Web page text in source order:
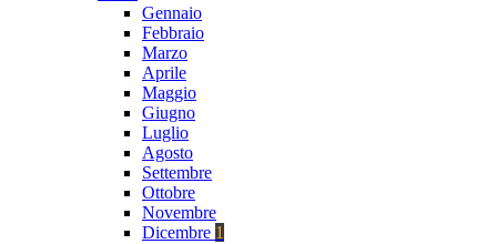
Gennaio
Febbraio
Marzo
Aprile
Maggio
Giugno
Luglio
Agosto
Settembre
Ottobre
Novembre
Dicembre 1